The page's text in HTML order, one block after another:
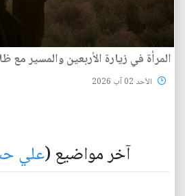
المرأة في زيارة الأربعين والمسير مع
الأحد 02 آب 2026
آخر مواضيع (علي